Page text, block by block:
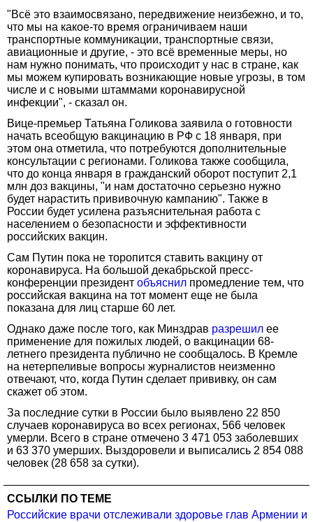
"Всё это взаимосвязано, передвижение неизбежно, и то,
что мы на какое-то время ограничиваем наши
транспортные коммуникации, транспортные связи,
авиационные и другие, - это всё временные меры, но
нам нужно понимать, что происходит у нас в стране, как
мы можем купировать возникающие новые угрозы, в том
числе и с новыми штаммами коронавирусной
инфекции", - сказал он.
Вице-премьер Татьяна Голикова заявила о готовности
начать всеобщую вакцинацию в РФ с 18 января, при
этом она отметила, что потребуются дополнительные
консультации с регионами. Голикова также сообщила,
что до конца января в гражданский оборот поступит 2,1
млн доз вакцины, "и нам достаточно серьезно нужно
будет нарастить прививочную кампанию". Также в
России будет усилена разъяснительная работа с
населением о безопасности и эффективности
российских вакцин.
Сам Путин пока не торопится ставить вакцину от
коронавируса. На большой декабрьской пресс-
конференции президент объяснил промедление тем, что
российская вакцина на тот момент еще не была
показана для лиц старше 60 лет.
Однако даже после того, как Минздрав разрешил ее
применение для пожилых людей, о вакцинации 68-
летнего президента публично не сообщалось. В Кремле
на нетерпеливые вопросы журналистов неизменно
отвечают, что, когда Путин сделает прививку, он сам
скажет об этом.
За последние сутки в России было выявлено 22 850
случаев коронавируса во всех регионах, 566 человек
умерли. Всего в стране отмечено 3 471 053 заболевших
и 63 370 умерших. Выздоровели и выписались 2 854 088
человек (28 658 за сутки).
ССЫЛКИ ПО ТЕМЕ
Российские врачи отслеживали здоровье глав Армении и